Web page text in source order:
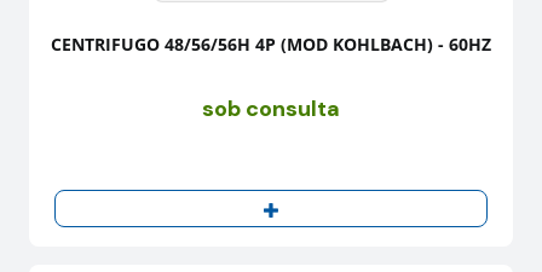
CENTRIFUGO 48/56/56H 4P (MOD KOHLBACH) - 60HZ
sob consulta